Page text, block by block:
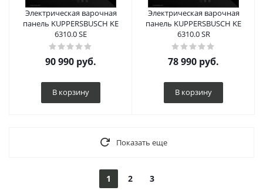
Электрическая варочная
панель KUPPERSBUSCH KE
6310.0 SE
90 990 руб.
В корзину
Электрическая варочная
панель KUPPERSBUSCH KE
6310.0 SR
78 990 руб.
В корзину
Показать еще
1 2 3